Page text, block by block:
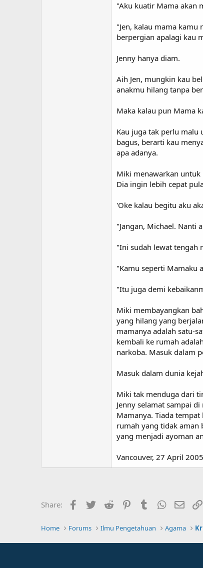
"Aku kuatir Mama akan
"Jen, kalau mama
berpergian apalagi kau
Jenny hanya diam.
Aih Jen, mungkin kau
anakmu hilang tanpa
Maka kalau pun Mama
Kau juga tak perlu malu
bagus, berarti kau
apa adanya.
Miki menawarkan untuk
Dia ingin lebih cepat
'Oke kalau begitu aku
"Jangan, Michael. Nanti
"Ini sudah lewat tengah
"Kamu seperti Mamaku
"Itu juga demi
Miki membayangkan
yang hilang yang
mamanya adalah satu-
kembali ke rumah
narkoba. Masuk dalam
Masuk dalam dunia
Miki tak menduga dari
Jenny selamat sampai
Mamanya. Tiada
rumah yang tidak aman
yang menjadi ayoman
Vancouver, 27 April 2005
Share: Facebook
Twitter Reddit PinterestTumblrWhatsApp
Email
Home Forums Ilmu Pengetahuan Agama